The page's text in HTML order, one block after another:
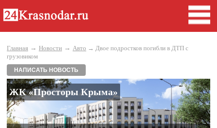
Главная → Новости → Авто → Двое подростков погибли в ДТП с
грузовиком
НАПИСАТЬ НОВОСТЬ
ЖК «Просторы Крыма»